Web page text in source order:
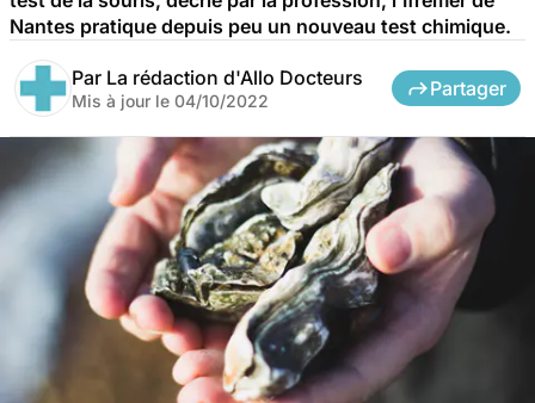
Nantes pratique depuis peu un nouveau test chimique.
Par La rédaction d'Allo Docteurs
Mis à jour le 04/10/2022
Partager